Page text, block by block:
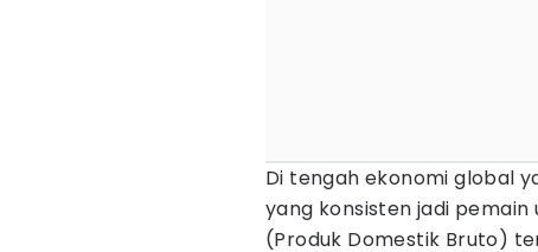
Di tengah ekonomi global
yang konsisten jadi pemain
(Produk Domestik Bruto)